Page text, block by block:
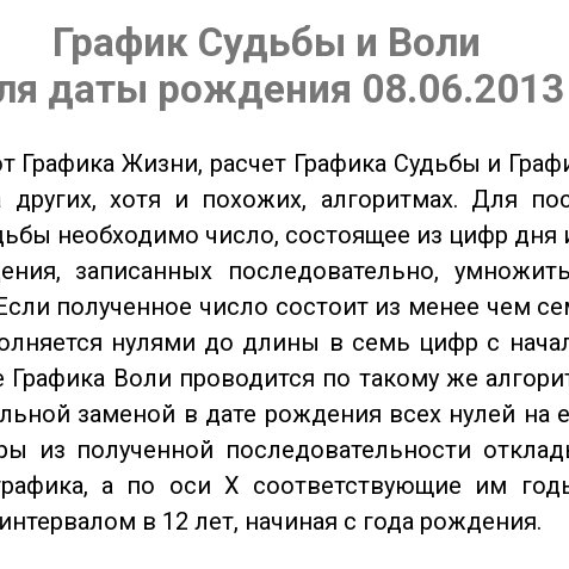
График Судьбы и Воли
даты рождения 08.06.2013
Графика Жизни, расчет Графика Судьбы и
других, хотя и похожих, алгоритмах. Для
необходимо число, состоящее из цифр дня
записанных последовательно,
полученное число состоит из менее чем
нулями до длины в семь цифр с
Графика Воли проводится по такому же
заменой в дате рождения всех нулей на
из полученной последовательности
а по оси X соответствующие им
в 12 лет, начиная с года рождения.